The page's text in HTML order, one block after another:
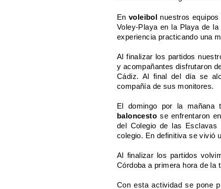
Envoleibol nuestros
Voley-Playa en la Playa de
experiencia practicando una
Al finalizar los partidos
y acompañantes disfrutaron
Cádiz. Al final del día se
compañía de sus monitores.
El domingo por la
baloncesto se enfrentaron
del Colegio de las Esclavas
colegio. En definitiva se vivió
Al finalizar los partidos
Córdoba a primera hora de la
Con esta actividad se pone